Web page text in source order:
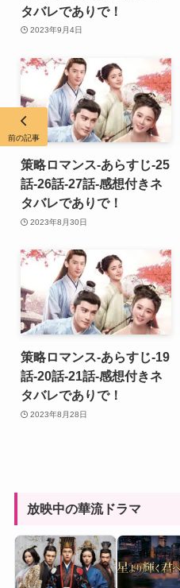
タバレでありで！
2023年9月4日
策略ロマンス-あらすじ-25
話-26話-27話-感想付きネ
タバレでありで！
2023年8月30日
策略ロマンス-あらすじ-19
話-20話-21話-感想付きネ
タバレでありで！
2023年8月28日
放映中の華流ドラマ
前の記事